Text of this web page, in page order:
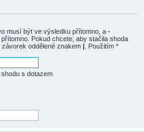
musí být ve výsledku přítomno, a -
Pokud chcete, aby stačila shoda
oddělené znakem | . Použitím *
s dotazem